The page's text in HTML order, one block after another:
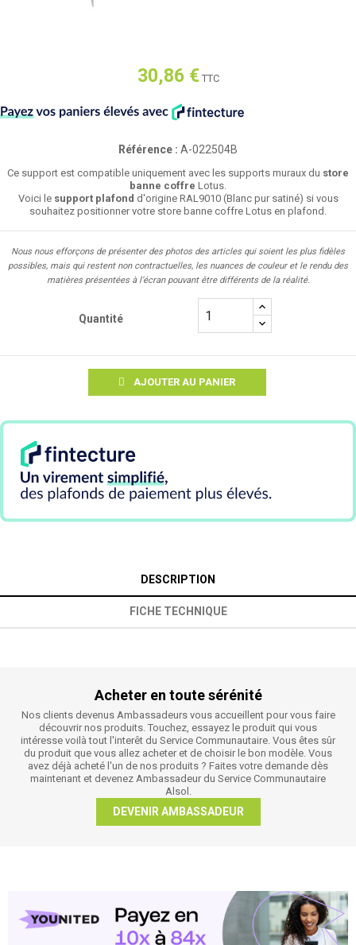
30,86 €TTC
Référence : A-022504B
Ce support est compatible uniquement avec les supports muraux du store
banne coffre Lotus.
Voici le support plafond d'origine RAL9010 (Blanc pur satiné) si vous
souhaitez positionner votre store banne coffre Lotus en plafond.
Nous nous efforçons de présenter des photos des articles qui soient les plus fidèles
possibles, mais qui restent non contractuelles, les nuances de couleur et le rendu des
matières présentées à l’écran pouvant être différents de la réalité.
Quantité
AJOUTER AU PANIER
DESCRIPTION
FICHE TECHNIQUE
Acheter en toute sérénité
Nos clients devenus Ambassadeurs vous accueillent pour vous faire
découvrir nos produits. Touchez, essayez le produit qui vous
intéresse voilà tout l'interêt du Service Communautaire. Vous êtes sûr
du produit que vous allez acheter et de choisir le bon modèle. Vous
avez déjà acheté l'un de nos produits ? Faites votre demande dès
maintenant et devenez Ambassadeur du Service Communautaire
Alsol.
DEVENIR AMBASSADEUR